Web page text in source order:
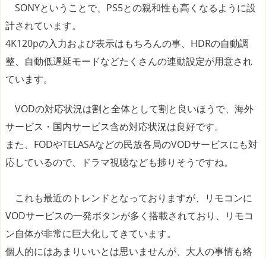
SONYということで、PS5との親和性も高くなるように設
計されています。
4K120pの入力および表示はもちろんの事、HDRの自動調
整、自動低遅延モードなどたくさんの連動設定が用意され
ています。
VODの対応状況は割と全体として割と良いほうで、海外
サービス・国内サービス含め対応状況は良好です。
また、FODやTELASAなどの民放各局のVODサービスにも対
応しているので、ドラマ視聴なども捗りそうですね。
これも最近のトレンドとなっておりますが、リモコンに
VODサービスの一発ボタンが多く搭載されており、リモコ
ン自体が非常に巨大化してきています。
個人的にはあまりいいとは思いませんが、大人の事情も絡